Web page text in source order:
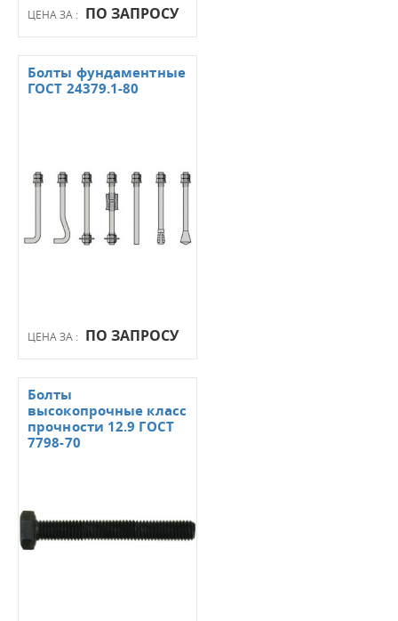
ЦЕНА ЗА : ПО ЗАПРОСУ
ЦЕНА ЗА : ПО ЗАПРОСУ
Болты фундаментные
ГОСТ 24379.1-80
Болты
высокопрочные класс
прочности 12.9 ГОСТ
7798-70